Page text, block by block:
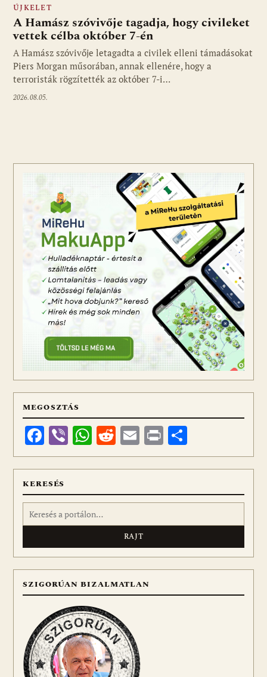
ÚJKELET
A Hamász szóvivője tagadja, hogy civileket
vettek célba október 7-én
A Hamász szóvivője letagadta a civilek elleni támadásokat
Piers Morgan műsorában, annak ellenére, hogy a
terroristák rögzítették az október 7-i…
2026.08.05.
MEGOSZTÁS
Facebook
ViberWhatsApp
Reddit
Email
Print
meg
KERESÉS
Keresés:
SZIGORÚAN BIZALMATLAN